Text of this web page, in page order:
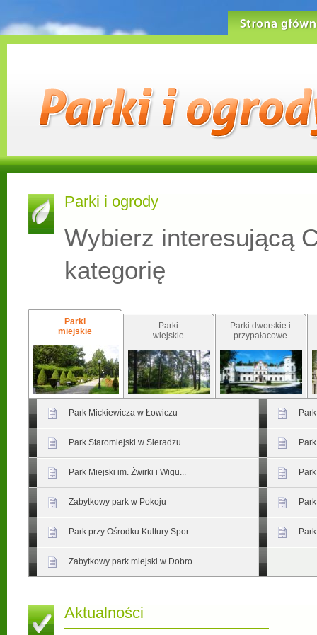
Parki i ogrody
Wybierz interesującą
kategorię
Parki
miejskie
Parki
wiejskie
Parki dworskie i
przypałacowe
Park Mickiewicza w Łowiczu
Park Staromiejski w Sieradzu
Park Miejski im. Żwirki i Wigu...
Zabytkowy park w Pokoju
Park przy Ośrodku Kultury Spor...
Zabytkowy park miejski w Dobro...
Aktualności
Strona główna